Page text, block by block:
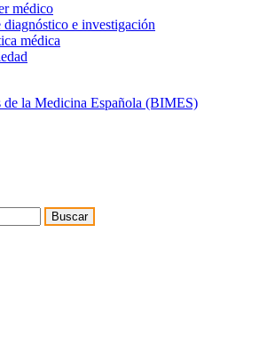
médico
diagnóstico e investigación
médica
Buscar